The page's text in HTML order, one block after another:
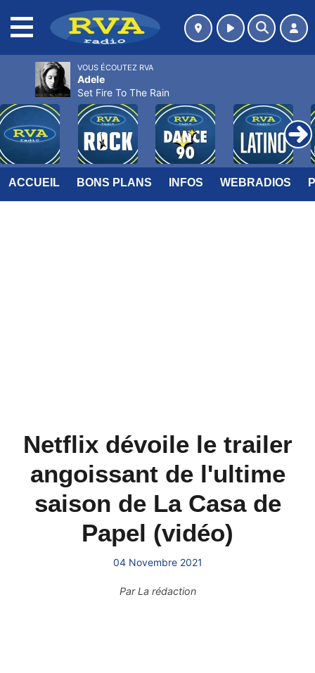
ACCUEIL BONS PLANS INFOS WEBRADIOS
Netflix dévoile le trailer
angoissant de l'ultime
saison de La Casa de
Papel (vidéo)
04 Novembre 2021
ParLa rédaction
VOUS ÉCOUTEZ RVA
Adele
Set Fire To The Rain